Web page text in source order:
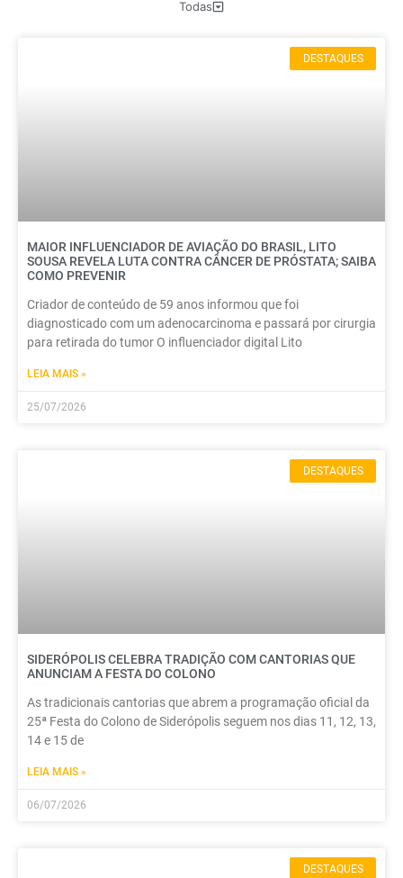
Todas
DESTAQUES
MAIOR INFLUENCIADOR DE AVIAÇÃO DO BRASIL, LITO
SOUSA REVELA LUTA CONTRA CÂNCER DE PRÓSTATA; SAIBA
COMO PREVENIR
Criador de conteúdo de 59 anos informou que foi
diagnosticado com um adenocarcinoma e passará por cirurgia
para retirada do tumor O influenciador digital Lito
LEIA MAIS »
25/07/2026
DESTAQUES
SIDERÓPOLIS CELEBRA TRADIÇÃO COM CANTORIAS QUE
ANUNCIAM A FESTA DO COLONO
As tradicionais cantorias que abrem a programação oficial da
25ª Festa do Colono de Siderópolis seguem nos dias 11, 12, 13,
14 e 15 de
LEIA MAIS »
06/07/2026
DESTAQUES